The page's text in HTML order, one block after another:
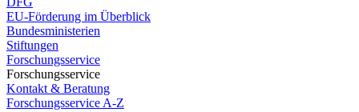
EU-Förderung im Überblick
Bundesministerien
Stiftungen
Forschungsservice
Forschungsservice
Kontakt & Beratung
Forschungsservice A-Z